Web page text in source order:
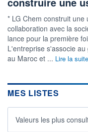
* LG Chem construit
collaboration avec la
lance pour la première
L'entreprise s'associe
au Maroc et ... Lire la suite
MES LISTES
Valeurs les plus